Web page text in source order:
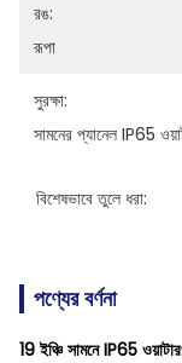
রঙ:
রূপা
সুরক্ষা:
সামনের প্যানেল IP65
বিশেষভাবে তুলে ধরা:
পণ্যের বর্ণনা
19 ইঞ্চি সামনে IP65